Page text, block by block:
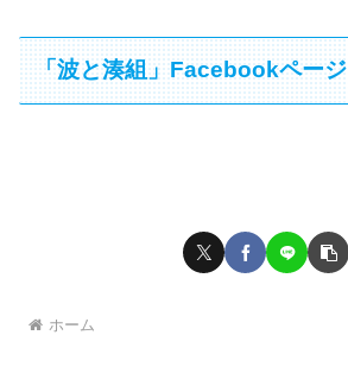
「波と湊組」Facebookページ
ホーム